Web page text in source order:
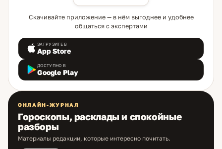
Скачивайте приложение — в нём выгоднее и удобнее
общаться с экспертами
ЗАГРУЗИТЕ В
App Store
ДОСТУПНО В
Google Play
ОНЛАЙН-ЖУРНАЛ
Гороскопы, расклады и спокойные
разборы
Материалы редакции, которые интересно почитать.